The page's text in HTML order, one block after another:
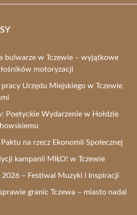
bulwarze w Tczewie – wyjątkowe
motoryzacji
Urzędu Miejskiego w Tczewie
Poetyckie Wydarzenie w Hołdzie
na rzecz Ekonomii Społecznej
kampanii MIŁO! w Tczewie
2026 – Festiwal Muzyki i Inspiracji
granic Tczewa – miasto nadal